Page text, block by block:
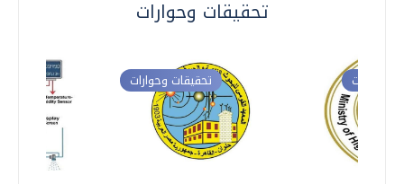
تحقيقات وحوارات
تحقيقات وحوارات وحوارات